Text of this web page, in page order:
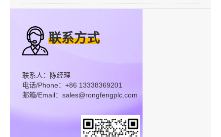
联系方式
联系人：陈经理
电话/Phone：+86 13338369201
邮箱/Email：sales@rongfengplc.com